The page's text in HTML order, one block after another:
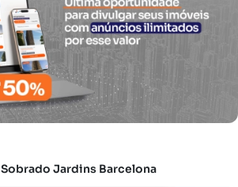
Sobrado Jardins Barcelona